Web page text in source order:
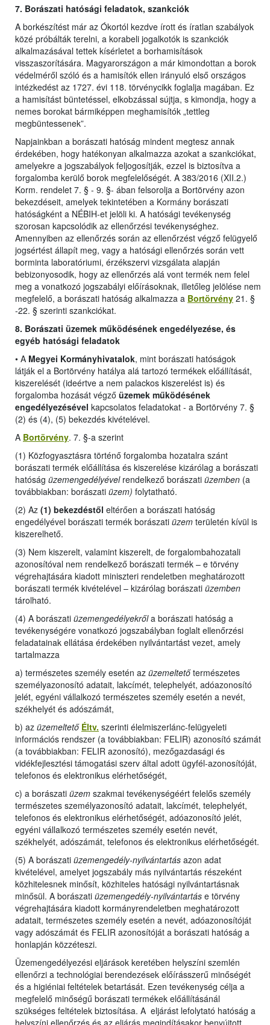
7. Borászati hatósági feladatok, szankciók
A borkészítést már az Ókortól kezdve írott és íratlan szabályok
közé próbálták terelni, a korabeli jogalkotók is szankciók
alkalmazásával tettek kísérletet a borhamisítások
visszaszorítására. Magyarországon a már kimondottan a borok
védelméről szóló és a hamisítók ellen irányuló első országos
intézkedést az 1727. évi 118. törvénycikk foglalja magában. Ez
a hamisítást büntetéssel, elkobzással sújtja, s kimondja, hogy a
nemes borokat bármiképpen meghamisítók „tettleg
megbüntessenek”.
Napjainkban a borászati hatóság mindent megtesz annak
érdekében, hogy hatékonyan alkalmazza azokat a szankciókat,
amelyekre a jogszabályok feljogosítják, ezzel is biztosítva a
forgalomba kerülő borok megfelelőségét. A 383/2016 (XII.2.)
Korm. rendelet 7. § - 9. §- ában felsorolja a Bortörvény azon
bekezdéseit, amelyek tekintetében a Kormány borászati
hatóságként a NÉBIH-et jelöli ki. A hatósági tevékenység
szorosan kapcsolódik az ellenőrzési tevékenységhez.
Amennyiben az ellenőrzés során az ellenőrzést végző felügyelő
jogsértést állapít meg, vagy a hatósági ellenőrzés során vett
borminta laboratóriumi, érzékszervi vizsgálata alapján
bebizonyosodik, hogy az ellenőrzés alá vont termék nem felel
meg a vonatkozó jogszabályi előírásoknak, illetőleg jelölése nem
megfelelő, a borászati hatóság alkalmazza a Bortörvény 21. §
-22. § szerinti szankciókat.
8. Borászati üzemek működésének engedélyezése, és
egyéb hatósági feladatok
• A Megyei Kormányhivatalok, mint borászati hatóságok
látják el a Bortörvény hatálya alá tartozó termékek előállítását,
kiszerelését (ideértve a nem palackos kiszerelést is) és
forgalomba hozását végző üzemek működésének
engedélyezésével kapcsolatos feladatokat - a Bortörvény 7. §
(2) és (4), (5) bekezdés kivételével.
A Bortörvény. 7. §-a szerint
(1) Közfogyasztásra történő forgalomba hozatalra szánt
borászati termék előállítása és kiszerelése kizárólag a borászati
hatóság üzemengedélyévelrendelkező borászati üzemben (a
továbbiakban: borászati üzem) folytatható.
(2) Az (1) bekezdéstől eltérően a borászati hatóság
engedélyével borászati termék borászati üzem területén kívül is
kiszerelhető.
(3) Nem kiszerelt, valamint kiszerelt, de forgalombahozatali
azonosítóval nem rendelkező borászati termék – e törvény
végrehajtására kiadott miniszteri rendeletben meghatározott
borászati termék kivételével – kizárólag borászati üzemben
tárolható.
(4) A borászati üzemengedélyekrőla borászati hatóság a
tevékenységére vonatkozó jogszabályban foglalt ellenőrzési
feladatainak ellátása érdekében nyilvántartást vezet, amely
tartalmazza
a) természetes személy esetén az üzemeltetőtermészetes
személyazonosító adatait, lakcímét, telephelyét, adóazonosító
jelét, egyéni vállalkozó természetes személy esetén a nevét,
székhelyét és adószámát,
b) az üzemeltető Éltv. szerinti élelmiszerlánc-felügyeleti
információs rendszer (a továbbiakban: FELIR) azonosító számát
(a továbbiakban: FELIR azonosító), mezőgazdasági és
vidékfejlesztési támogatási szerv által adott ügyfél-azonosítóját,
telefonos és elektronikus elérhetőségét,
c) a borászati üzem szakmai tevékenységéért felelős személy
természetes személyazonosító adatait, lakcímét, telephelyét,
telefonos és elektronikus elérhetőségét, adóazonosító jelét,
egyéni vállalkozó természetes személy esetén nevét,
székhelyét, adószámát, telefonos és elektronikus elérhetőségét.
(5) A borászati üzemengedély-nyilvántartás azon adat
kivételével, amelyet jogszabály más nyilvántartás részeként
közhitelesnek minősít, közhiteles hatósági nyilvántartásnak
minősül. A borászati üzemengedély-nyilvántartás e törvény
végrehajtására kiadott kormányrendeletben meghatározott
adatait, természetes személy esetén a nevét, adóazonosítóját
vagy adószámát és FELIR azonosítóját a borászati hatóság a
honlapján közzéteszi.
Üzemengedélyezési eljárások keretében helyszíni szemlén
ellenőrzi a technológiai berendezések előírásszerű minőségét
és a higiéniai feltételek betartását. Ezen tevékenység célja a
megfelelő minőségű borászati termékek előállításánál
szükséges feltételek biztosítása. A eljárást lefolytató hatóság a